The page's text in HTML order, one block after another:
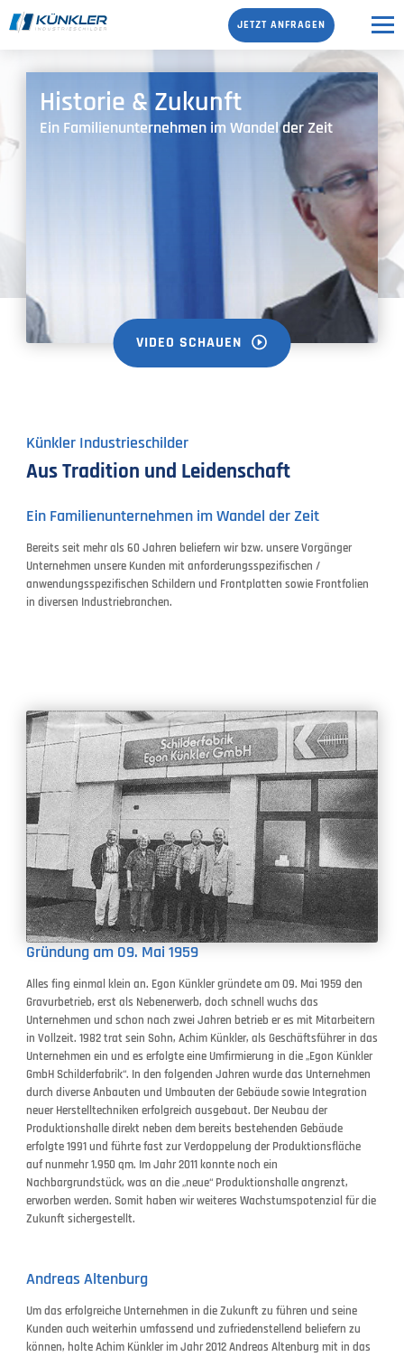
JETZT ANFRAGEN
Historie & Zukunft
Ein Familienunternehmen im Wandel der Zeit
VIDEO SCHAUEN
Künkler Industrieschilder
Aus Tradition und Leidenschaft
Ein Familienunternehmen im Wandel der Zeit
Bereits seit mehr als 60 Jahren beliefern wir bzw. unsere Vorgänger
Unternehmen unsere Kunden mit anforderungsspezifischen /
anwendungsspezifischen Schildern und Frontplatten sowie Frontfolien
in diversen Industriebranchen.
Gründung am 09. Mai 1959
Alles fing einmal klein an. Egon Künkler gründete am 09. Mai 1959 den
Gravurbetrieb, erst als Nebenerwerb, doch schnell wuchs das
Unternehmen und schon nach zwei Jahren betrieb er es mit Mitarbeitern
in Vollzeit. 1982 trat sein Sohn, Achim Künkler, als Geschäftsführer in das
Unternehmen ein und es erfolgte eine Umfirmierung in die „Egon Künkler
GmbH Schilderfabrik“. In den folgenden Jahren wurde das Unternehmen
durch diverse Anbauten und Umbauten der Gebäude sowie Integration
neuer Herstelltechniken erfolgreich ausgebaut. Der Neubau der
Produktionshalle direkt neben dem bereits bestehenden Gebäude
erfolgte 1991 und führte fast zur Verdoppelung der Produktionsfläche
auf nunmehr 1.950 qm. Im Jahr 2011 konnte noch ein
Nachbargrundstück, was an die „neue“ Produktionshalle angrenzt,
erworben werden. Somit haben wir weiteres Wachstumspotenzial für die
Zukunft sichergestellt.
Andreas Altenburg
Um das erfolgreiche Unternehmen in die Zukunft zu führen und seine
Kunden auch weiterhin umfassend und zufriedenstellend beliefern zu
können, holte Achim Künkler im Jahr 2012 Andreas Altenburg mit in das